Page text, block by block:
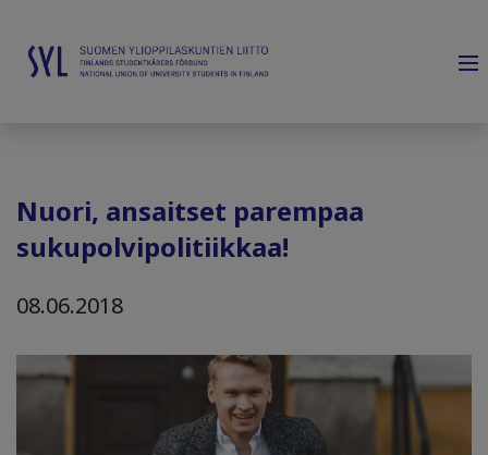
Nuori, ansaitset parempaa
sukupolvipolitiikkaa!
08.06.2018